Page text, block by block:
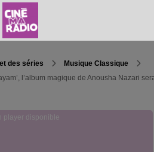
des séries
Musique Classique
l’album magique de Anousha Nazari
player disponible